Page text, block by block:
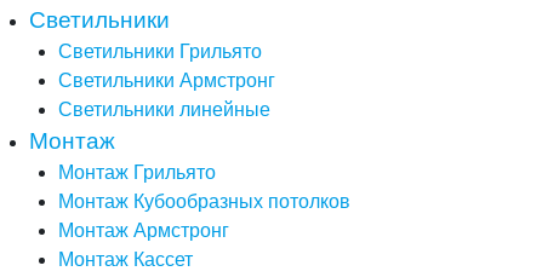
Светильники
Светильники Грильято
Светильники Армстронг
Светильники линейные
Монтаж
Монтаж Грильято
Монтаж Кубообразных потолков
Монтаж Армстронг
Монтаж Кассет